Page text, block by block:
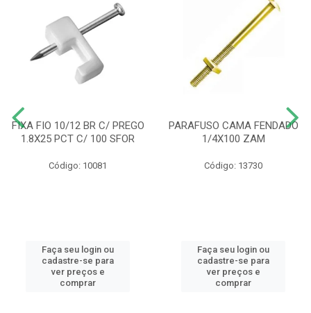
FIXA FIO 10/12 BR C/ PREGO
1.8X25 PCT C/ 100 SFOR
Código: 10081
Faça seu login ou
cadastre-se para
ver preços e
comprar
PARAFUSO CAMA FENDADO
1/4X100 ZAM
Código: 13730
Faça seu login ou
cadastre-se para
ver preços e
comprar